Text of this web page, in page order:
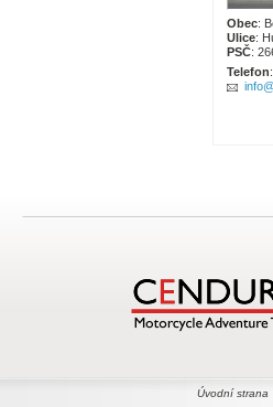
Obec:
Ulice:
PSČ:
Telefon
Úvodní strana